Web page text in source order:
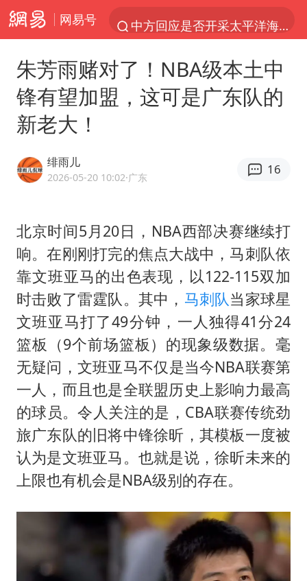
网易号
佛得角门将亮相智利俱乐部主场
看守所辅警收受10万获刑1年
泰国一女公务员妆容引争议 本人回应
宇树科技王兴兴身家有望超200亿元
陈熠叫医疗暂停被驳回 带伤遭逆转
外交部发言人就广岛核爆81周年等答记者问
贵州轮胎子公司获美国退税8136万
吉林一“温度计大楼”读数爆表
27岁女子成组织卖淫集团主犯被通缉
感觉全东北都在等7号
80后女柜员逆袭成4200亿银行副行长
奋进开新局 实干挑大梁
朱芳雨赌对了！NBA级本土中
锋有望加盟，这可是广东队的
新老大！
绯雨儿
2026-05-20 10:02·广东
16
北京时间5月20日，NBA西部决赛继续打
响。在刚刚打完的焦点大战中，马刺队依
靠文班亚马的出色表现，以122-115双加
时击败了雷霆队。其中， 马刺队当家球星
文班亚马打了49分钟，一人独得41分24
篮板（9个前场篮板）的现象级数据。毫
无疑问，文班亚马不仅是当今NBA联赛第
一人，而且也是全联盟历史上影响力最高
的球员。令人关注的是，CBA联赛传统劲
旅广东队的旧将中锋徐昕，其模板一度被
认为是文班亚马。也就是说，徐昕未来的
上限也有机会是NBA级别的存在。